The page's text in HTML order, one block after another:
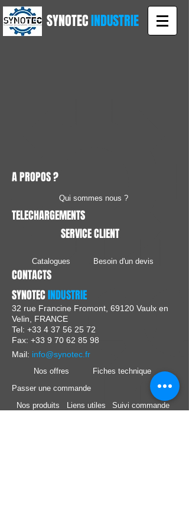
SYNOTECINDUSTRIE
A PROPOS ?
Qui sommes nous ?
TELECHARGEMENTS
SERVICE CLIENT
Catalogues Besoin d'un devis
CONTACTS
SYNOTECINDUSTRIE
32 rue Francine Fromont, 69120 Vaulx en
Velin, FRANCE
Tel: +33 4 37 56 25 72
Fax: +33 9 70 62 85 98
Mail: info@synotec.fr
Nos offres
Fiches technique
Passer une commande
Nos produits
Liens utiles Suivi commande